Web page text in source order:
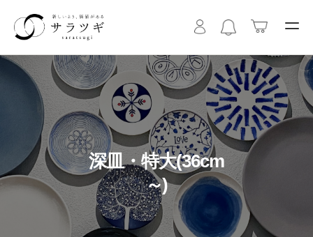
深皿・特大(36cm
～)